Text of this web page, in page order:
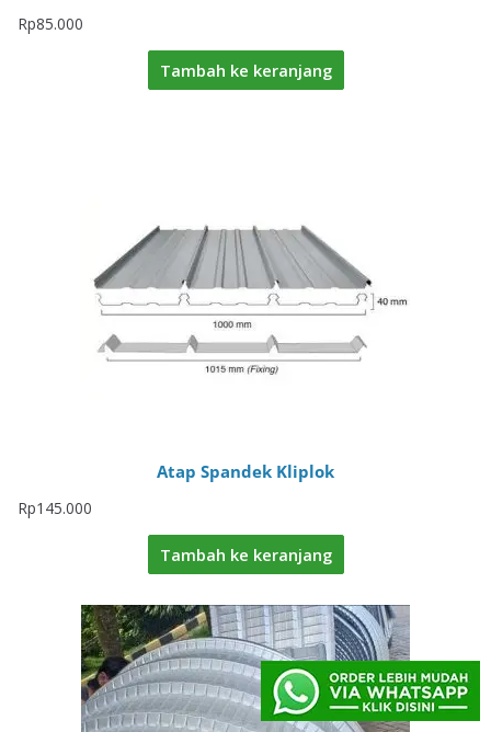
Rp85.000
Tambah ke keranjang
Atap Spandek Kliplok
Rp145.000
Tambah ke keranjang